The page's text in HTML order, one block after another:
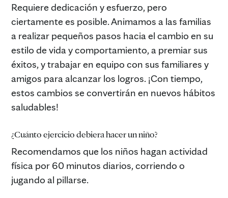
Requiere dedicación y esfuerzo, pero
ciertamente es posible. Animamos a las familias
a realizar pequeños pasos hacia el cambio en su
estilo de vida y comportamiento, a premiar sus
éxitos, y trabajar en equipo con sus familiares y
amigos para alcanzar los logros. ¡Con tiempo,
estos cambios se convertirán en nuevos hábitos
saludables!
¿Cuánto ejercicio debiera hacer un niño?
Recomendamos que los niños hagan actividad
física por 60 minutos diarios, corriendo o
jugando al pillarse.